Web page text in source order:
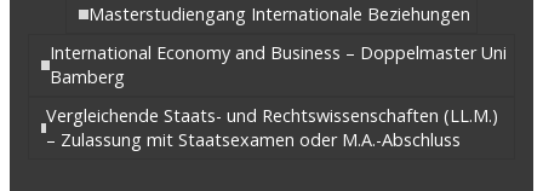
Masterstudiengang Internationale Beziehungen
International Economy and Business – Doppelmaster Uni
Bamberg
Vergleichende Staats- und Rechtswissenschaften (LL.M.)
– Zulassung mit Staatsexamen oder M.A.-Abschluss